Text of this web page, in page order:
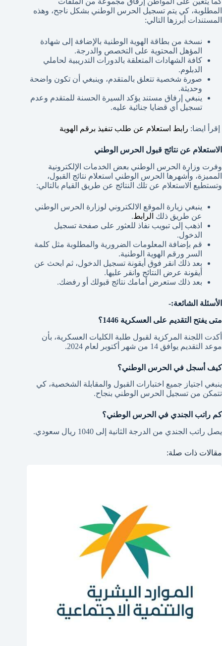
المطلوبة، كي يتم تسجيل الحرس الوطني بشكل ناجح، وهذه
المستندات أبرزها التالي:
نسخة من بطاقة الهوية الوطنية بالإضافة إلى شهادة
المؤهل المحتوية على التخصص والدرجة.
كافة الشهادات المتعلقة بالدورات التدريبية لحاملي
الدبلوم.
صورة شخصية تتعلق بالمتقدم، وينبغي أن تكون واضحة
وحديثة.
ينبغي إرفاق مستند يؤكد السيرة الحسنة للمتقدم وعدم
تسجيل أي قضايا جنائية عليه.
إقرأ ايضا: رابط استعلام عن طلب تنفيذ برقم الهوية
الاستعلام عن نتائج قبول الحرس الوطني
وفرت وزارة الحرس الوطني بعض الخدمات الإلكترونية
المميزة، وأشهرها الحرس الوطني استعلام نتائج القبول،
وتستطيع الاستعلام عن تلك النتائج عن طريق القيام بالتالي:
ينبغي زيارة الموقع الالكتروني لوزارة الحرس الوطني
عن طريق ذلك الرابط.
اذهب إلى تبويب نفاذ للعثور على صفحة تسجيل
الدخول.
قم بإضافة المعلومات الضرورية والمطلوبة مثل كلمة
السر ورقم الهوية الوطنية.
بعد ذلك انقر فوق أيقونة تسجيل الدخول، ثم ابحث عن
أيقونة عرض النتائج وانقر عليها.
بعد ذلك ستعرض أمامك نتائج قبولك أو رفضك.
الأسئلة الشائعة:-
متى يفتح التقديم على العسكرية 1446؟
أكدت اللجنة المركزية لقبول طلبة الكليات العسكرية، بأن
موعد التقديم يوافق 14 من شهر أكتوبر لعام 2024.
كيف أسجل في الحرس الوطني؟
ينبغي اجتياز جميع اختبارات القبول والمقابلة الشخصية، كي
تتمكن من تسجيل الحرس الوطني بنجاح.
كم راتب الجندي في الحرس الوطني؟
يصل راتب الجندي من الدرجة الثانية إلى 1040 ريال سعودي.
مقالات ذات صلة: